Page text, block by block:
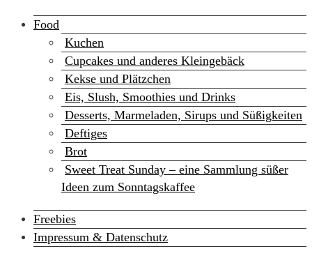
Food
Kuchen
Cupcakes und anderes Kleingebäck
Kekse und Plätzchen
Eis, Slush, Smoothies und Drinks
Desserts, Marmeladen, Sirups und Süßigkeiten
Deftiges
Brot
Sweet Treat Sunday – eine Sammlung süßer
Ideen zum Sonntagskaffee
Freebies
Impressum & Datenschutz